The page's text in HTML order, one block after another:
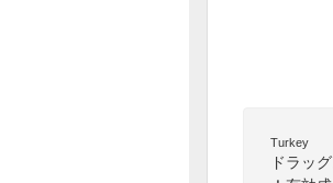
Turkey
ドラッ